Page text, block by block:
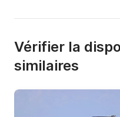
Vérifier la
similaires